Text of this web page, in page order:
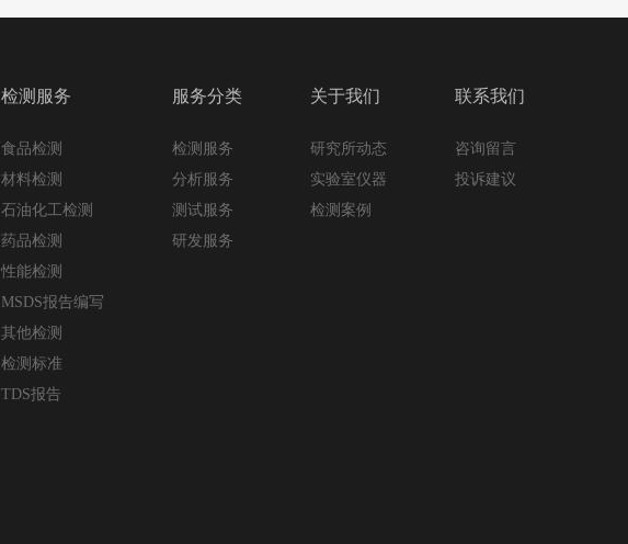
检测服务
食品检测
材料检测
石油化工检测
药品检测
性能检测
MSDS报告编写
其他检测
检测标准
TDS报告
服务分类
检测服务
分析服务
测试服务
研发服务
关于我们
研究所动态
实验室仪器
检测案例
联系我们
咨询留言
投诉建议